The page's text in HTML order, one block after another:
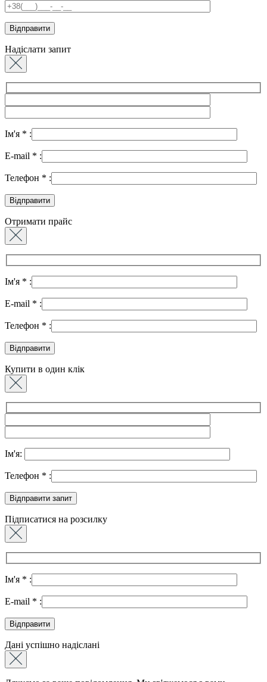
Надіслати запит
Ім'я * :
E-mail * :
Телефон * :
Отримати прайс
Ім'я * :
E-mail * :
Телефон * :
Купити в один клік
Ім'я:
Телефон * :
Підписатися на розсилку
Ім'я * :
E-mail * :
Дані успішно надіслані